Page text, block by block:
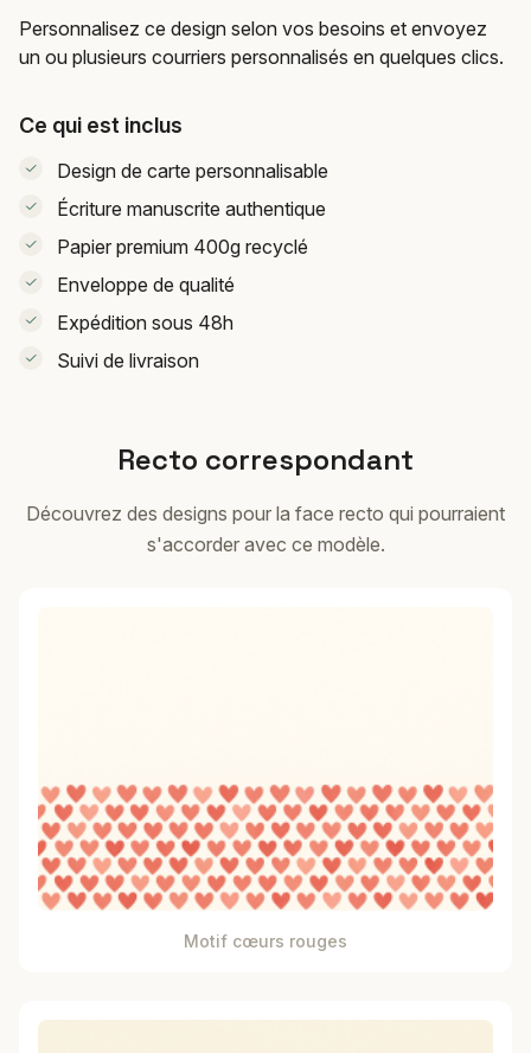
Personnalisez ce design selon vos besoins et envoyez
un ou plusieurs courriers personnalisés en quelques clics.
Ce qui est inclus
Design de carte personnalisable
Écriture manuscrite authentique
Papier premium 400g recyclé
Enveloppe de qualité
Expédition sous 48h
Suivi de livraison
Recto correspondant
Découvrez des designs pour la face recto qui pourraient
s'accorder avec ce modèle.
Motif cœurs rouges